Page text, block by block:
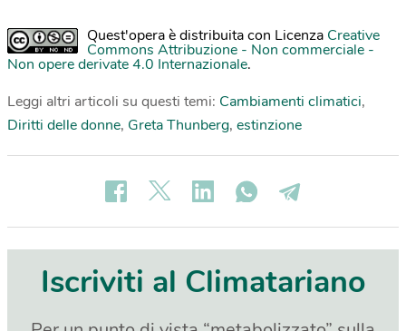
Quest'opera è distribuita con Licenza Creative
Commons Attribuzione - Non commerciale -
Non opere derivate 4.0 Internazionale.
Leggi altri articoli su questi temi: Cambiamenti climatici,
Diritti delle donne, Greta Thunberg, estinzione
Iscriviti al Climatariano